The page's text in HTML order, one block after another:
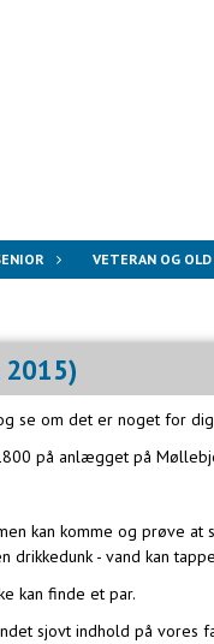
VETERAN OG
2015)
se om det er noget for
på anlægget på
kan komme og prøve
- vand kan
kan finde et par.
sjovt indhold på vores